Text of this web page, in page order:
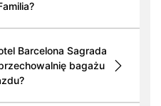
Barcelona Sagrada
bagażu